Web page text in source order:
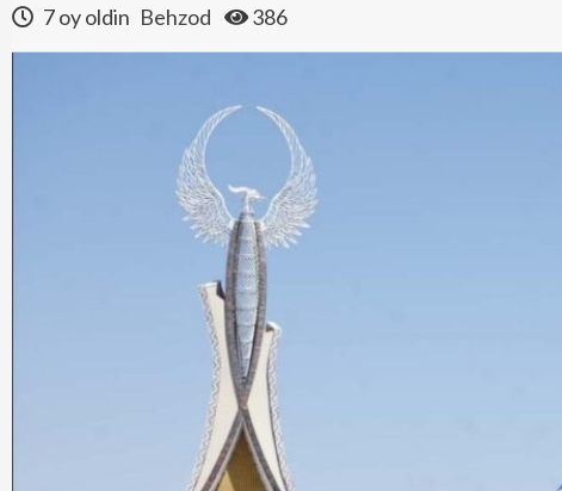
7 oy oldin Behzod 386